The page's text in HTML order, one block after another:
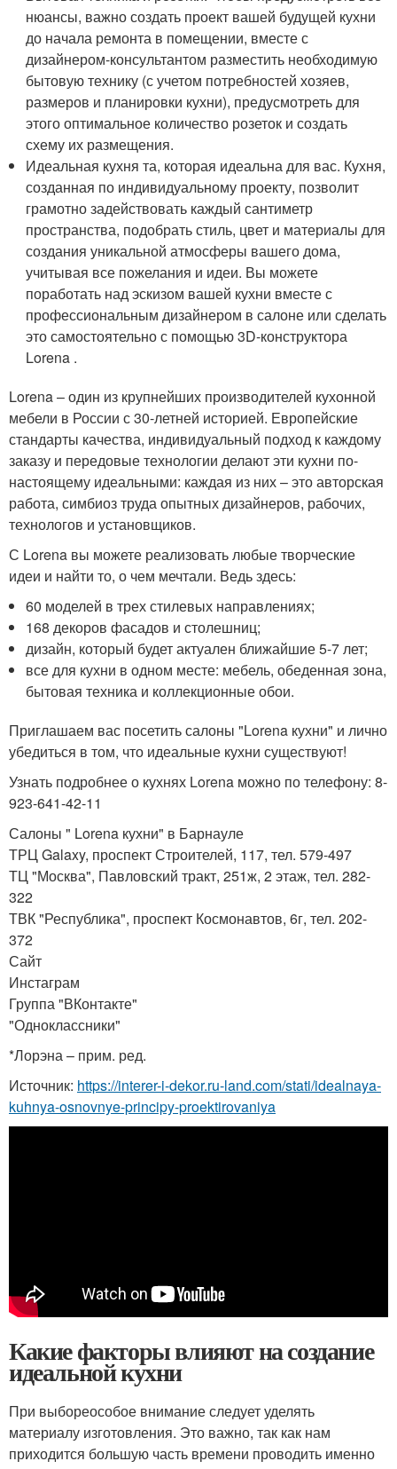
нюансы, важно создать проект вашей будущей кухни
до начала ремонта в помещении, вместе с
дизайнером-консультантом разместить необходимую
бытовую технику (с учетом потребностей хозяев,
размеров и планировки кухни), предусмотреть для
этого оптимальное количество розеток и создать
схему их размещения.
Идеальная кухня та, которая идеальна для вас. Кухня,
созданная по индивидуальному проекту, позволит
грамотно задействовать каждый сантиметр
пространства, подобрать стиль, цвет и материалы для
создания уникальной атмосферы вашего дома,
учитывая все пожелания и идеи. Вы можете
поработать над эскизом вашей кухни вместе с
профессиональным дизайнером в салоне или сделать
это самостоятельно с помощью 3D-конструктора
Lorena .
Lorena – один из крупнейших производителей кухонной
мебели в России с 30-летней историей. Европейские
стандарты качества, индивидуальный подход к каждому
заказу и передовые технологии делают эти кухни по-
настоящему идеальными: каждая из них – это авторская
работа, симбиоз труда опытных дизайнеров, рабочих,
технологов и установщиков.
С Lorena вы можете реализовать любые творческие
идеи и найти то, о чем мечтали. Ведь здесь:
60 моделей в трех стилевых направлениях;
168 декоров фасадов и столешниц;
дизайн, который будет актуален ближайшие 5-7 лет;
все для кухни в одном месте: мебель, обеденная зона,
бытовая техника и коллекционные обои.
Приглашаем вас посетить салоны "Lorena кухни" и лично
убедиться в том, что идеальные кухни существуют!
Узнать подробнее о кухнях Lorena можно по телефону: 8-
923-641-42-11
Салоны " Lorena кухни" в Барнауле
ТРЦ Galaxy, проспект Строителей, 117, тел. 579-497
ТЦ "Москва", Павловский тракт, 251ж, 2 этаж, тел. 282-
322
ТВК "Республика", проспект Космонавтов, 6г, тел. 202-
372
Сайт
Инстаграм
Группа "ВКонтакте"
"Одноклассники"
*Лорэна – прим. ред.
Источник: https://interer-i-dekor.ru-land.com/stati/idealnaya-
kuhnya-osnovnye-principy-proektirovaniya
Какие факторы влияют на создание
идеальной кухни
При выбореособое внимание следует уделять
материалу изготовления. Это важно, так как нам
приходится большую часть времени проводить именно